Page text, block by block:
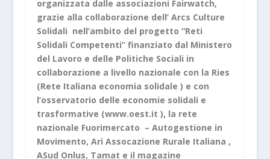
organizzata dalle associazioni Fairwatch,
grazie alla collaborazione dell’ Arcs Culture
Solidali nell’ambito del progetto “Reti
Solidali Competenti” finanziato dal Ministero
del Lavoro e delle Politiche Sociali in
collaborazione a livello nazionale con la Ries
(Rete Italiana economia solidale ) e con
l’osservatorio delle economie solidali e
trasformative (www.oest.it ), la rete
nazionale Fuorimercato – Autogestione in
Movimento, Ari Assocazione Rurale Italiana ,
ASud Onlus, Tamat e il magazine